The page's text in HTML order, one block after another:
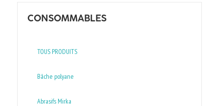
CONSOMMABLES
TOUS PRODUITS
Bâche polyane
Abrasifs Mirka